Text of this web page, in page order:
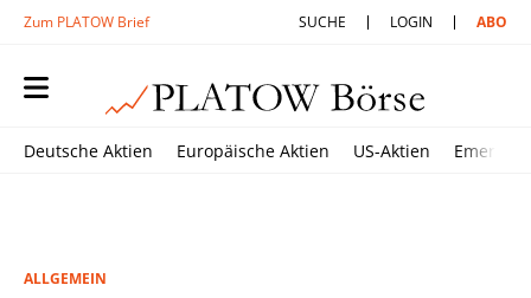
Zum PLATOW Brief SUCHE LOGIN ABO
Deutsche Aktien Europäische Aktien US-Aktien
ALLGEMEIN